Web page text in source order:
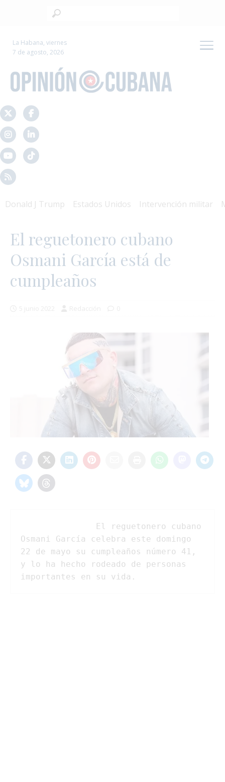
La Habana, viernes
7 de agosto, 2026
J Trump Estados Unidos Intervención militar Mal
El reguetonero cubano
Osmani García está de
cumpleaños
Osmani García celebra este domingo
22 de mayo su cumpleaños número 41,
y lo ha hecho rodeado de personas